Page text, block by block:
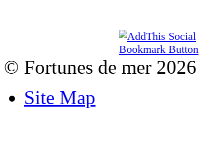
© Fortunes de mer 2026
Site Map